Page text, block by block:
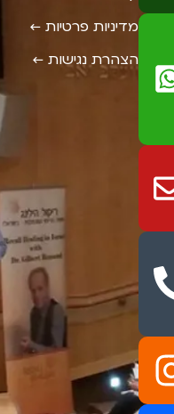
מדיניות פרטיות ←
הצהרת נגישות ←